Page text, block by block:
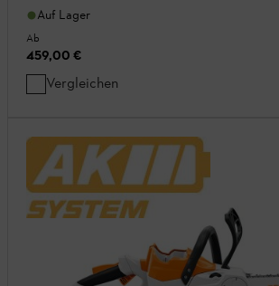
Auf Lager
Ab
459,00 €
Vergleichen